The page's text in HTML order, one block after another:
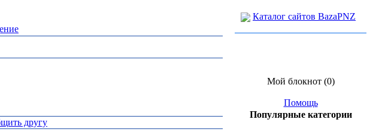
другу
Каталог сайтов BazaPNZ
Мой блокнот (0)
Помощь
Популярные категории